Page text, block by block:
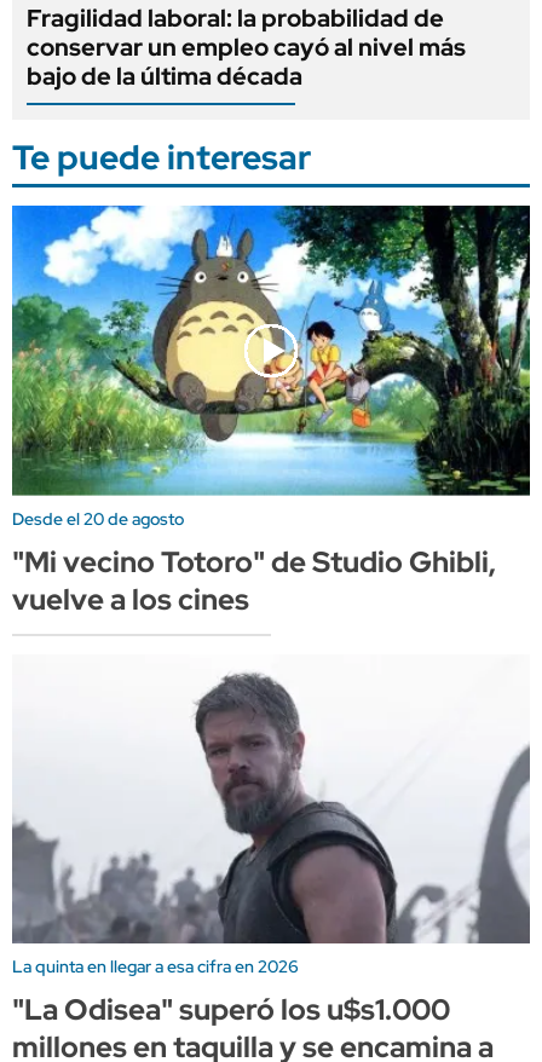
Fragilidad laboral: la probabilidad de
conservar un empleo cayó al nivel más
bajo de la última década
Te puede interesar
Desde el 20 de agosto
"Mi vecino Totoro" de Studio Ghibli,
vuelve a los cines
La quinta en llegar a esa cifra en 2026
"La Odisea" superó los u$s1.000
millones en taquilla y se encamina a